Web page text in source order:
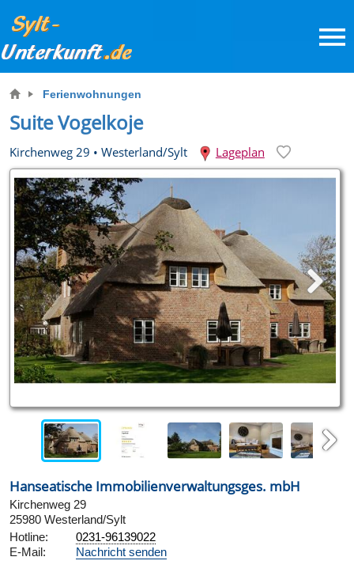
Ferienwohnungen
Suite Vogelkoje
Kirchenweg 29 • Westerland/Sylt Lageplan
Hanseatische Immobilienverwaltungsges. mbH
Kirchenweg 29
25980 Westerland/Sylt
Hotline:
0231-96139022
E-Mail:
Nachricht senden